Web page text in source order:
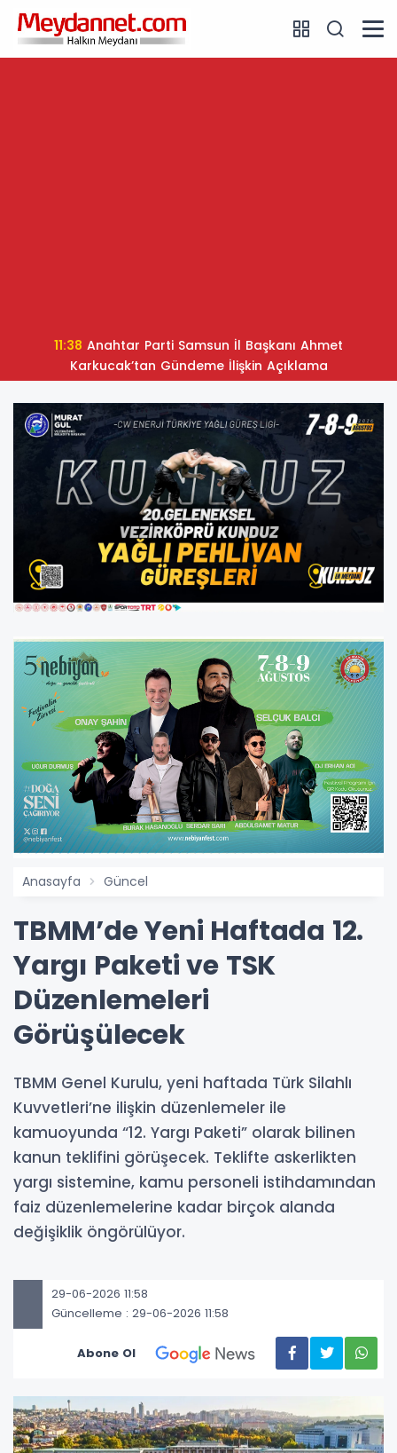
11:38
Karkucak’tan Gündeme İlişkin Açıklama
Anasayfa Güncel
TBMM’de Yeni Haftada 12.
Yargı Paketi ve TSK
Düzenlemeleri
Görüşülecek
TBMM Genel Kurulu, yeni haftada Türk Silahlı
Kuvvetleri’ne ilişkin düzenlemeler ile
kamuoyunda “12. Yargı Paketi” olarak bilinen
kanun teklifini görüşecek. Teklifte askerlikten
yargı sistemine, kamu personeli istihdamından
faiz düzenlemelerine kadar birçok alanda
değişiklik öngörülüyor.
29-06-2026 11:58
Güncelleme : 29-06-2026 11:58
Abone Ol